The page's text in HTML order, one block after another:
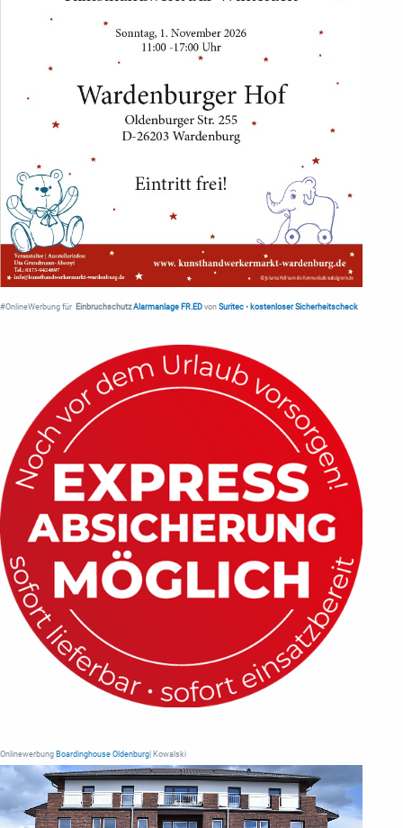
#OnlineWerbung für Einbruchschutz Alarmanlage FR.ED von Suritec • kostenloser Sicherheitscheck
Onlinewerbung Boardinghouse Oldenburg | Kowalski